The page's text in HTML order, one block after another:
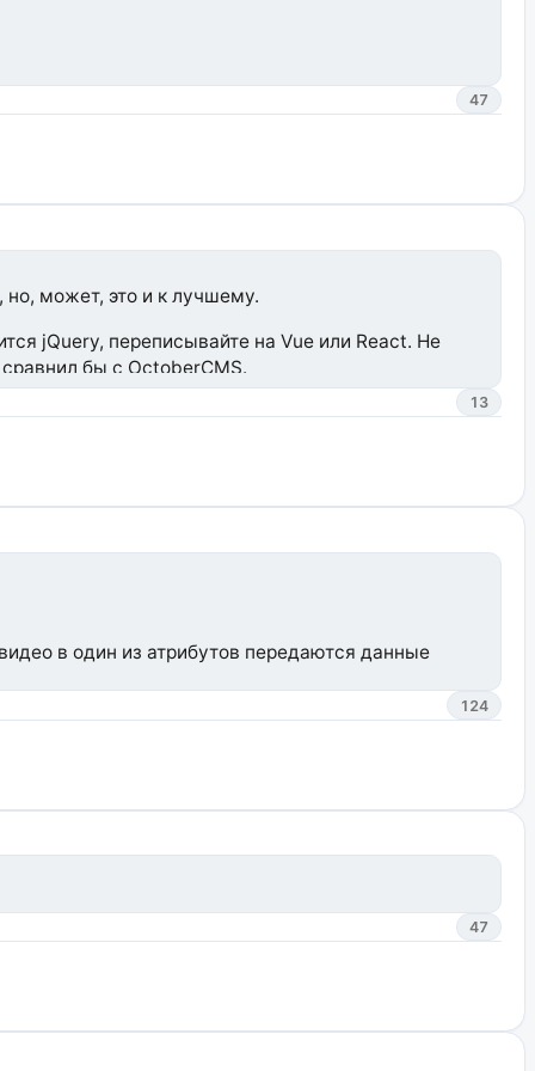
47
но, может, это и к лучшему.
jQuery, переписывайте на Vue или React. Не
бы с OctoberCMS.
в нём откровенно бесит — с нативным html
13
в один из атрибутов передаются данные
124
47